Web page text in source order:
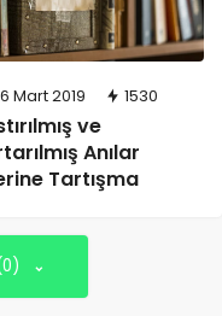
Mart 2019 1530
ve
Anılar
Tartışma